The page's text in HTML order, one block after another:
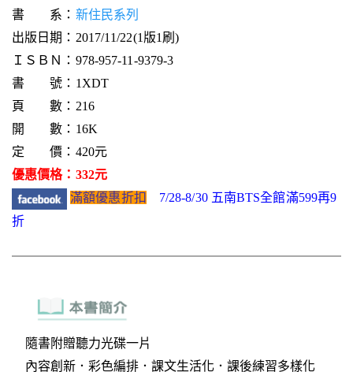
書 系： 新住民系列
出版日期：2017/11/22(1版1刷)
ＩＳＢＮ：978-957-11-9379-3
書 號：1XDT
頁 數：216
開 數：16K
定 價：420元
優惠價格：332元
滿額優惠折扣
7/28-8/30 五南BTS全館滿599再9
折